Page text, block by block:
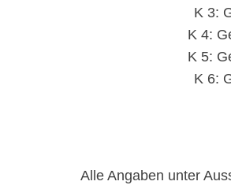
K 3:
K 4:
K 5:
K 6:
Alle Angaben unter